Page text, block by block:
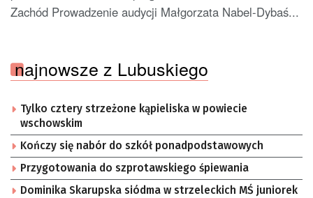
Zachód Prowadzenie audycji Małgorzata Nabel-Dybaś...
najnowsze z Lubuskiego
Tylko cztery strzeżone kąpieliska w powiecie
wschowskim
Kończy się nabór do szkół ponadpodstawowych
Przygotowania do szprotawskiego śpiewania
Dominika Skarupska siódma w strzeleckich MŚ juniorek